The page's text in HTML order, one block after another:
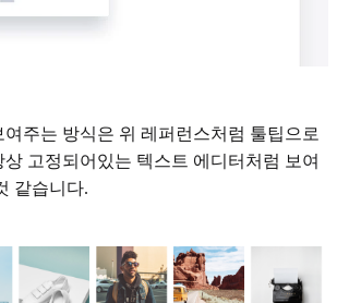
주는 방식은 위 레퍼런스처럼 툴팁으로
상 고정되어있는 텍스트 에디터처럼 보여
같습니다.